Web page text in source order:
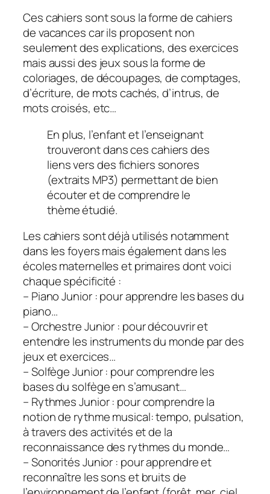
Ces cahiers sont sous la forme de cahiers
de vacances car ils proposent non
seulement des explications, des exercices
mais aussi des jeux sous la forme de
coloriages, de découpages, de comptages,
d’écriture, de mots cachés, d’intrus, de
mots croisés, etc…
En plus, l’enfant et l’enseignant
trouveront dans ces cahiers des
liens vers des fichiers sonores
(extraits MP3) permettant de bien
écouter et de comprendre le
thème étudié.
Les cahiers sont déjà utilisés notamment
dans les foyers mais également dans les
écoles maternelles et primaires dont voici
chaque spécificité :
– Piano Junior : pour apprendre les bases du
piano…
– Orchestre Junior : pour découvrir et
entendre les instruments du monde par des
jeux et exercices…
– Solfège Junior : pour comprendre les
bases du solfège en s’amusant…
– Rythmes Junior : pour comprendre la
notion de rythme musical: tempo, pulsation,
à travers des activités et de la
reconnaissance des rythmes du monde…
– Sonorités Junior : pour apprendre et
reconnaître les sons et bruits de